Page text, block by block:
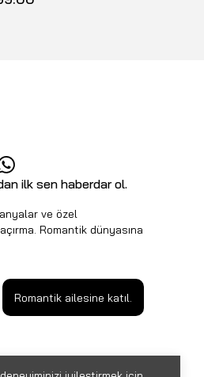
ilk sen haberdar ol.
ve özel
Romantik dünyasına
Romantik ailesine katıl.